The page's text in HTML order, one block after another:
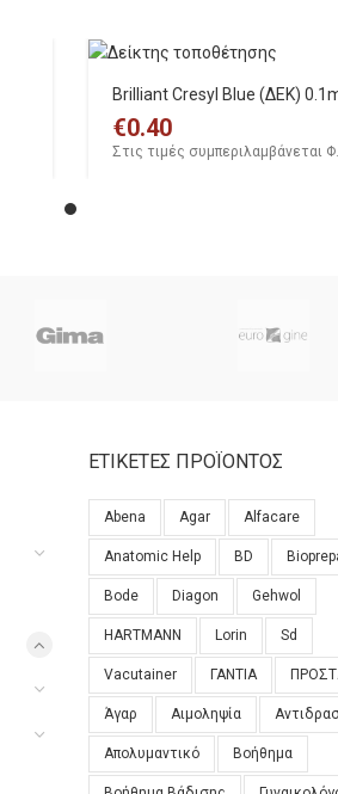
Brilliant Cresyl Blue (ΔΕΚ)
€0.40
Στις τιμές συμπεριλαμβάνεται
ΕΤΙΚΕΤΕΣ ΠΡΟΪΟΝΤΟΣ
Abena Agar Alfacare
Anatomic Help BD
Bode Diagon Gehwol
HARTMANN Lorin Sd
Vacutainer ΓΑΝΤΙΑ
Άγαρ Αιμοληψία
Απολυμαντικό Βοήθημα